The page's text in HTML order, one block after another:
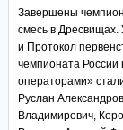
Завершены
смесь в Дресвищах.
и Протокол
чемпионата России
операторами»
Руслан
Владимирович,